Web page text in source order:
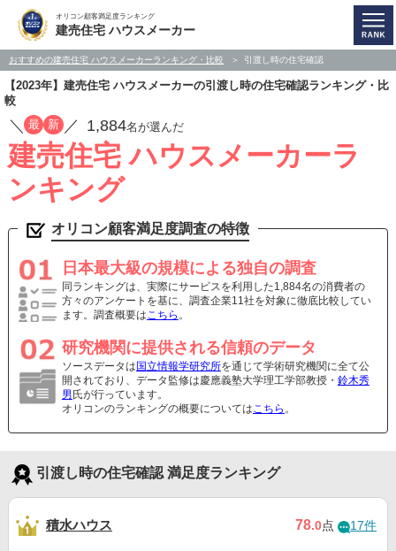
オリコン顧客満足度ランキング
建売住宅 ハウスメーカー
おすすめの建売住宅 ハウスメーカーランキング・比較 引渡し時の住宅確認
【2023年】建売住宅 ハウスメーカーの引渡し時の住宅確認ランキング・比
較
／ 最 新 ／ 1,884名が選んだ
建売住宅 ハウスメーカーラ
ンキング
オリコン顧客満足度調査の特徴
日本最大級の規模による独自の調査
同ランキングは、実際にサービスを利用した1,884名の消費者の
方々のアンケートを基に、調査企業11社を対象に徹底比較してい
ます。調査概要はこちら 。
研究機関に提供される信頼のデータ
ソースデータは 国立情報学研究所を通じて学術研究機関に全て公
開されており、データ監修は慶應義塾大学理工学部教授・ 鈴木秀
男 氏が行っています。
オリコンのランキングの概要についてはこちら 。
引渡し時の住宅確認 満足度ランキング
積水ハウス 78.0点 17件